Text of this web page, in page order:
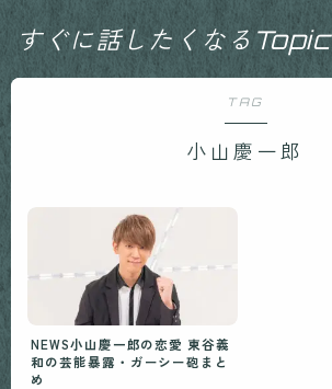
すぐに話したくなるTopic
TAG
小山慶一郎
NEWS小山慶一郎の恋愛 東谷義
和の芸能暴露・ガーシー砲まと
め